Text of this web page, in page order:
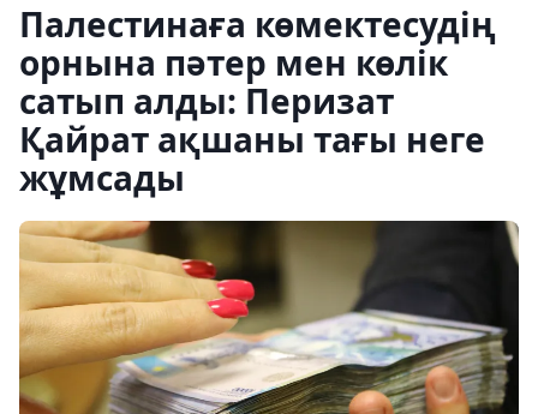
Палестинаға көмектесудің
орнына пәтер мен көлік
сатып алды: Перизат
Қайрат ақшаны тағы неге
жұмсады